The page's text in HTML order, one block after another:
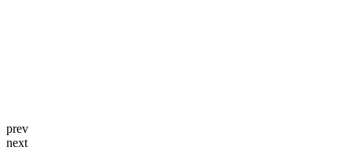
prev
next